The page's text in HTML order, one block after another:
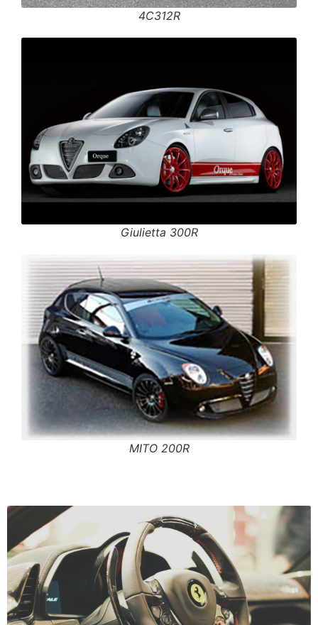
4C312R
Giulietta 300R
MITO 200R